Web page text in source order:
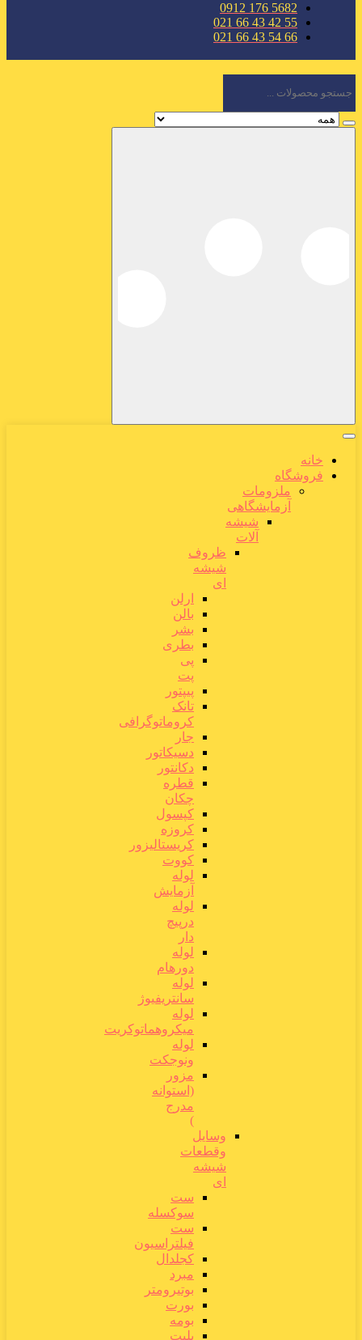
5682 176 0912
55 42 43 66 021
66 54 43 66 021
خانه
فروشگاه
ملزومات
آزمایشگاهی
شیشه
آلات
ظروف
شیشه
ای
ارلن
بالن
بشر
بطری
پی
پت
پیپتور
تانک
کروماتوگرافی
جار
دسیکاتور
دکانتور
قطره
چکان
کپسول
کروزه
کریستالیزور
کووت
لوله
آزمایش
لوله
درپیچ
دار
لوله
دورهام
لوله
سانتریفیوژ
لوله
میکروهماتوکریت
لوله
ونوجکت
مزور
(استوانه
مدرج
)
وسایل
وقطعات
شیشه
ای
ست
سوکسله
ست
فیلتراسیون
کجلدال
مبرد
بوتیرومتر
بورت
بومه
پلیت